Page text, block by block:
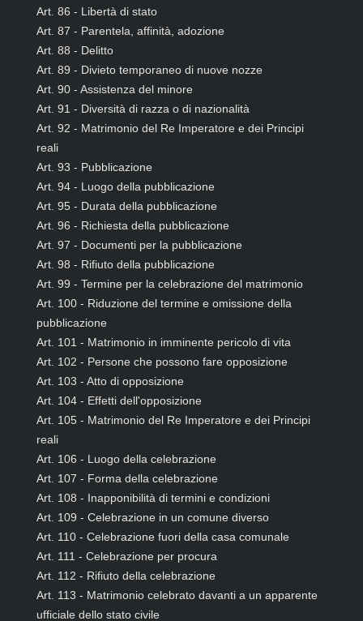
Art. 86 - Libertà di stato
Art. 87 - Parentela, affinità, adozione
Art. 88 - Delitto
Art. 89 - Divieto temporaneo di nuove nozze
Art. 90 - Assistenza del minore
Art. 91 - Diversità di razza o di nazionalità
Art. 92 - Matrimonio del Re Imperatore e dei Principi
reali
Art. 93 - Pubblicazione
Art. 94 - Luogo della pubblicazione
Art. 95 - Durata della pubblicazione
Art. 96 - Richiesta della pubblicazione
Art. 97 - Documenti per la pubblicazione
Art. 98 - Rifiuto della pubblicazione
Art. 99 - Termine per la celebrazione del matrimonio
Art. 100 - Riduzione del termine e omissione della
pubblicazione
Art. 101 - Matrimonio in imminente pericolo di vita
Art. 102 - Persone che possono fare opposizione
Art. 103 - Atto di opposizione
Art. 104 - Effetti dell'opposizione
Art. 105 - Matrimonio del Re Imperatore e dei Principi
reali
Art. 106 - Luogo della celebrazione
Art. 107 - Forma della celebrazione
Art. 108 - Inapponibilità di termini e condizioni
Art. 109 - Celebrazione in un comune diverso
Art. 110 - Celebrazione fuori della casa comunale
Art. 111 - Celebrazione per procura
Art. 112 - Rifiuto della celebrazione
Art. 113 - Matrimonio celebrato davanti a un apparente
ufficiale dello stato civile